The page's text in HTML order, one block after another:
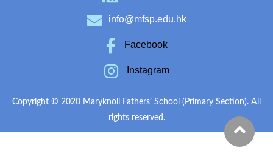
info@mfsp.edu.hk
Facebook
Instagram
Copyright © 2020 Maryknoll Fathers’ School (Primary Section). All
rights reserved.